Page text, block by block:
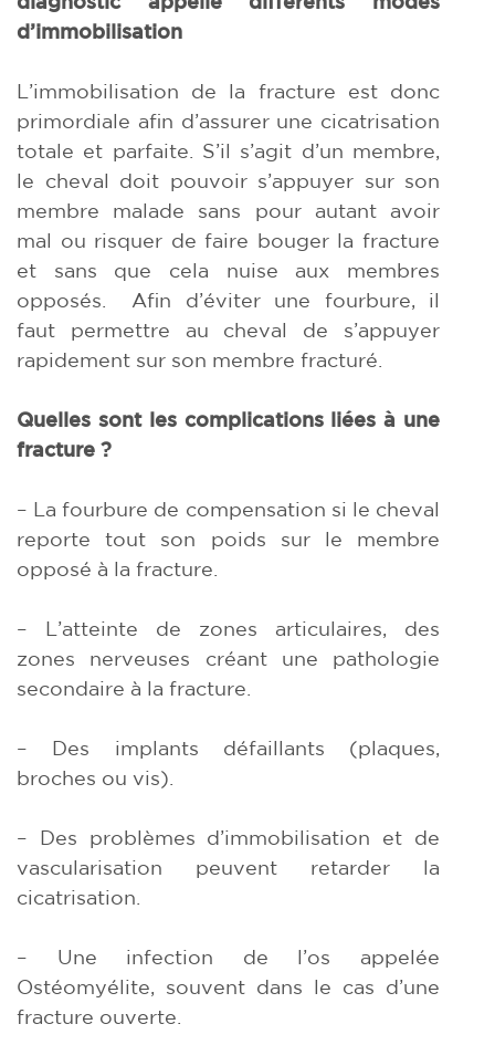
d’immobilisation
L’immobilisation de la fracture est donc
primordiale afin d’assurer une cicatrisation
totale et parfaite. S’il s’agit d’un membre,
le cheval doit pouvoir s’appuyer sur son
membre malade sans pour autant avoir
mal ou risquer de faire bouger la fracture
et sans que cela nuise aux membres
opposés. Afin d’éviter une fourbure, il
faut permettre au cheval de s’appuyer
rapidement sur son membre fracturé.
Quelles sont les complications liées à une
fracture ?
– La fourbure de compensation si le cheval
reporte tout son poids sur le membre
opposé à la fracture.
– L’atteinte de zones articulaires, des
zones nerveuses créant une pathologie
secondaire à la fracture.
– Des implants défaillants (plaques,
broches ou vis).
– Des problèmes d’immobilisation et de
vascularisation peuvent retarder la
cicatrisation.
– Une infection de l’os appelée
Ostéomyélite, souvent dans le cas d’une
fracture ouverte.